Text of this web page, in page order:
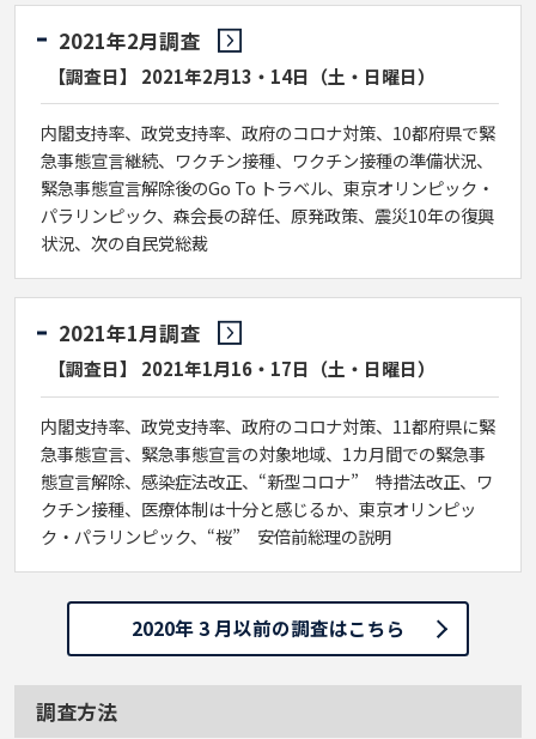
2021年2月調査
【調査日】 2021年2月13・14日（土・日曜日）
内閣支持率、政党支持率、政府のコロナ対策、10都府県で緊
急事態宣言継続、ワクチン接種、ワクチン接種の準備状況、
緊急事態宣言解除後のGo To トラベル、東京オリンピック・
パラリンピック、森会長の辞任、原発政策、震災10年の復興
状況、次の自民党総裁
2021年1月調査
【調査日】 2021年1月16・17日（土・日曜日）
内閣支持率、政党支持率、政府のコロナ対策、11都府県に緊
急事態宣言、緊急事態宣言の対象地域、1カ月間での緊急事
態宣言解除、感染症法改正、“新型コロナ” 特措法改正、ワ
クチン接種、医療体制は十分と感じるか、東京オリンピッ
ク・パラリンピック、“桜” 安倍前総理の説明
2020年 3 月以前の調査はこちら
調査方法